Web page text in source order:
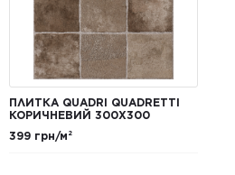
ПЛИТКА QUADRI QUADRETTI
КОРИЧНЕВИЙ 300X300
399 грн/м²